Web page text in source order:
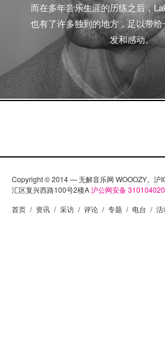
而在多年音乐生涯的历练之后，
也有了许多独到的地方，足以带
发和感动。
Copyright © 2014 — 无解音乐网 WOOOZY。沪
汇区复兴西路100号2楼A沪公网安备
首页 / 资讯 / 采访 / 评论 / 专题 / 电台 / 活